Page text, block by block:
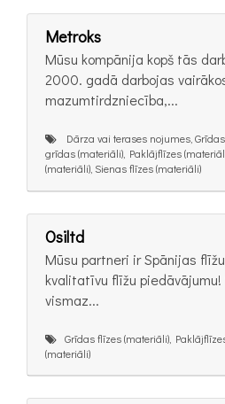
Metroks
Mūsu kompānija kopš tās
2000. gadā darbojas
mazumtirdzniecība,...
Dārza vai terases nojumes,
grīdas (materiāli), Paklājflīzes
(materiāli), Sienas flīzes (materiāli)
Osiltd
Mūsu partneri ir Spānijas
kvalitatīvu flīžu
vismaz...
Grīdas flīzes (materiāli),
(materiāli)